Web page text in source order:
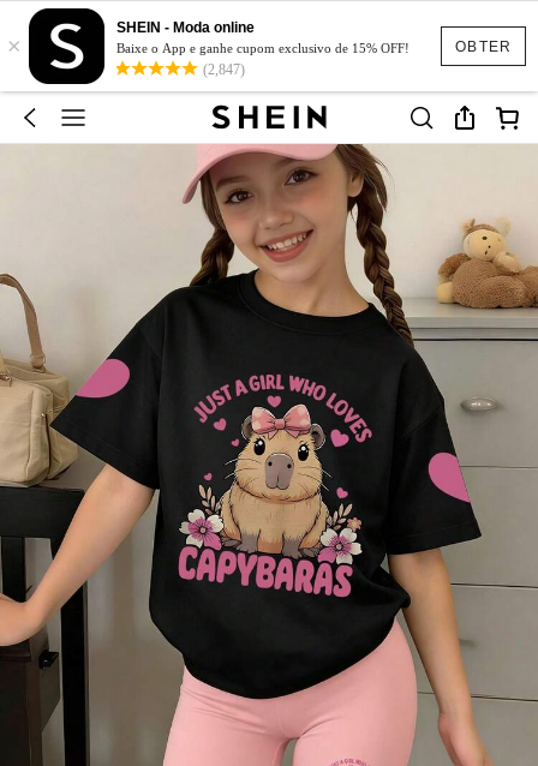
OBTER
×
SHEIN - Moda online
Baixe o App e ganhe cupom exclusivo de 15% OFF!
(2,847)